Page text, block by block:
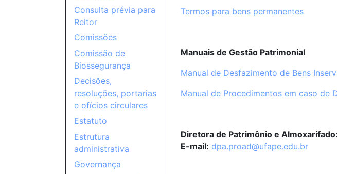
Termos para bens permanentes
Manuais de Gestão Patrimonial
Manual de Desfazimento de Bens
Manual de Procedimentos em caso de
Diretora de Patrimônio e Almoxarifado:
E-mail: dpa.proad@ufape.edu.br
Consulta prévia para
Reitor
Comissões
Comissão de
Biossegurança
Decisões,
resoluções, portarias
e ofícios circulares
Estatuto
Estrutura
administrativa
Governança